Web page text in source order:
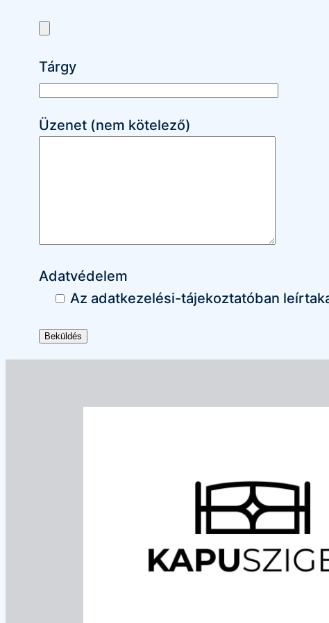
Tárgy
Üzenet (nem kötelező)
Adatvédelem
Az adatkezelési-tájekoztatóban